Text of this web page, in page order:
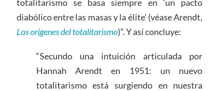
totalitarismo se basa siempre en ‘un pacto
diabólico entre las masas y la élite’ (véase Arendt,
Los orígenes del totalitarismo)”. Y así concluye:
“Secundo una intuición articulada por
Hannah Arendt en 1951: un nuevo
totalitarismo está surgiendo en nuestra